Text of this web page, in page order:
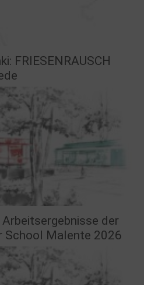
FRIESENRAUSCH
der
School Malente 2026